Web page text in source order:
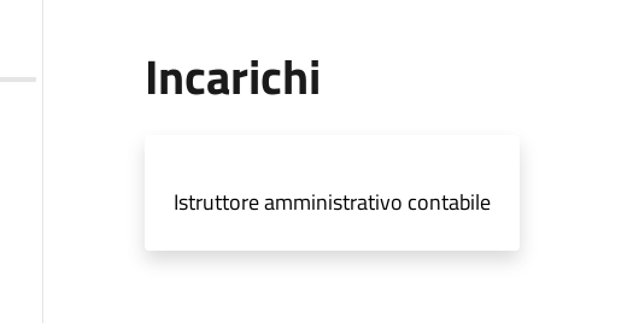
Incarichi
Istruttore amministrativo contabile